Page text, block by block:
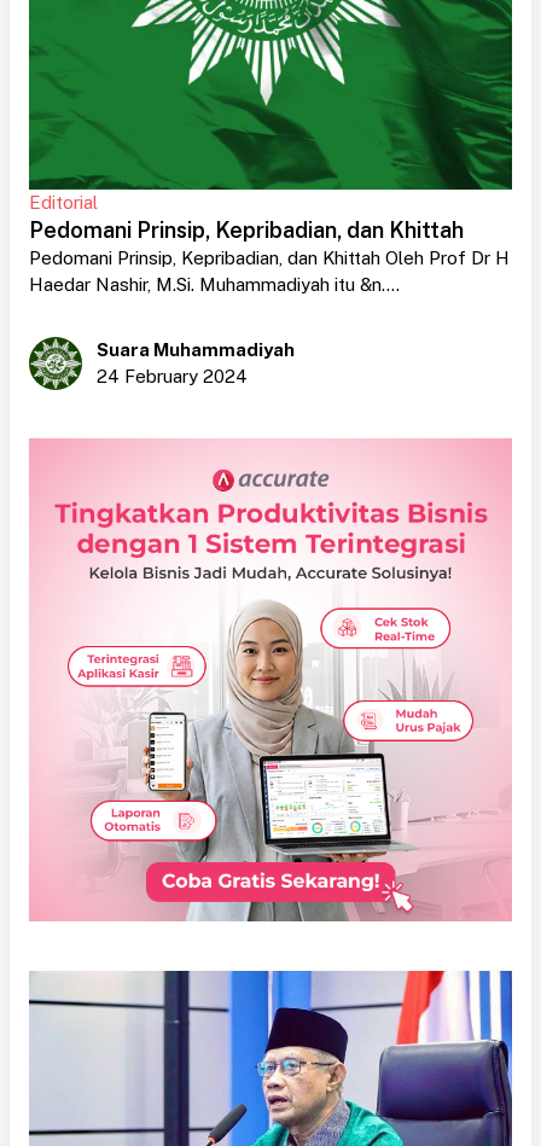
Editorial
Pedomani Prinsip, Kepribadian, dan Khittah
Pedomani Prinsip, Kepribadian, dan Khittah Oleh Prof Dr H
Haedar Nashir, M.Si. Muhammadiyah itu &n....
Suara Muhammadiyah
24 February 2024